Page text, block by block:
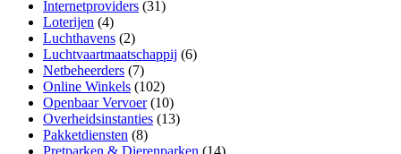
Internetproviders (31)
Loterijen (4)
Luchthavens (2)
Luchtvaartmaatschappij (6)
Netbeheerders (7)
Online Winkels (102)
Openbaar Vervoer(10)
Overheidsinstanties (13)
Pakketdiensten (8)